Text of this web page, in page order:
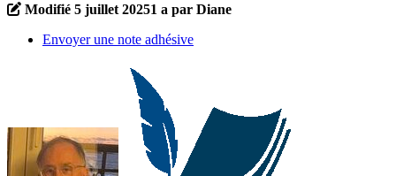
Modifié 5 juillet 20251 a par Diane
Envoyer une note adhésive